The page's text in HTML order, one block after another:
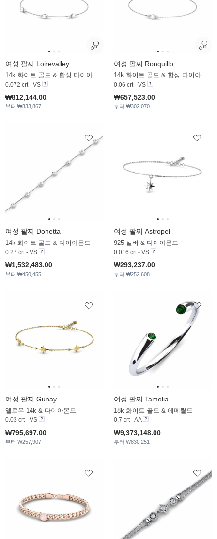
여성 팔찌 Loirevalley
14k 화이트 골드 & 합성 다이아몬드 & 화이트 진주
0.072 crt - VS
₩812,144.00
부터 ₩333,867
여성 팔찌 Ronquillo
14k 화이트 골드 & 합성 다이아몬드 & 화이트 진주
0.06 crt - VS
₩657,523.00
부터 ₩302,070
여성 팔찌 Donetta
14k 화이트 골드 & 다이아몬드
0.27 crt - VS
₩1,532,483.00
부터 ₩450,455
여성 팔찌 Astropel
925 실버 & 다이아몬드
0.016 crt - VS
₩293,237.00
부터 ₩252,608
여성 팔찌 Gunay
옐로우-14k & 다이아몬드
0.03 crt - VS
₩795,697.00
부터 ₩257,907
여성 팔찌 Tamelia
18k 화이트 골드 & 에메랄드
0.7 crt - AA
₩9,373,148.00
부터 ₩830,251